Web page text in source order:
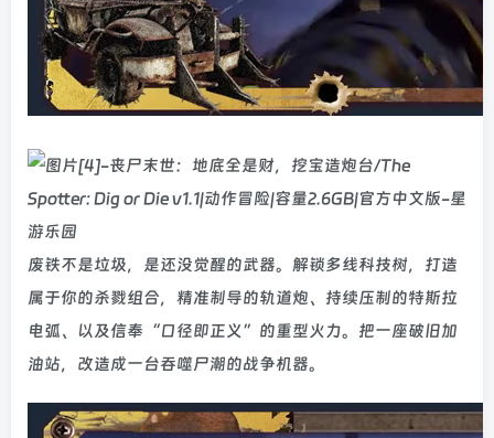
废铁不是垃圾，是还没觉醒的武器。解锁多线科技树，打造
属于你的杀戮组合，精准制导的轨道炮、持续压制的特斯拉
电弧、以及信奉“口径即正义”的重型火力。把一座破旧加
油站，改造成一台吞噬尸潮的战争机器。